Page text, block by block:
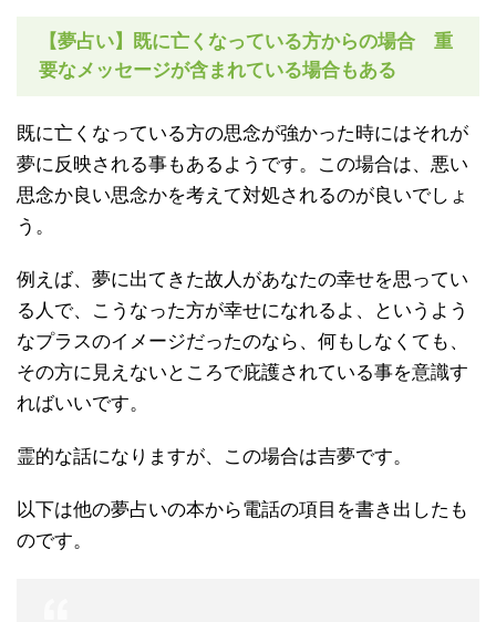
【夢占い】既に亡くなっている方からの場合 重
要なメッセージが含まれている場合もある
既に亡くなっている方の思念が強かった時にはそれが
夢に反映される事もあるようです。この場合は、悪い
思念か良い思念かを考えて対処されるのが良いでしょ
う。
例えば、夢に出てきた故人があなたの幸せを思ってい
る人で、こうなった方が幸せになれるよ、というよう
なプラスのイメージだったのなら、何もしなくても、
その方に見えないところで庇護されている事を意識す
ればいいです。
霊的な話になりますが、この場合は吉夢です。
以下は他の夢占いの本から電話の項目を書き出したも
のです。